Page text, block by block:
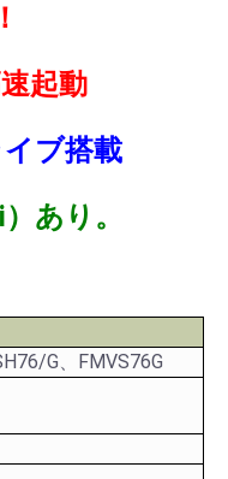
起動
ブ搭載
あり。
G、FMVS76G